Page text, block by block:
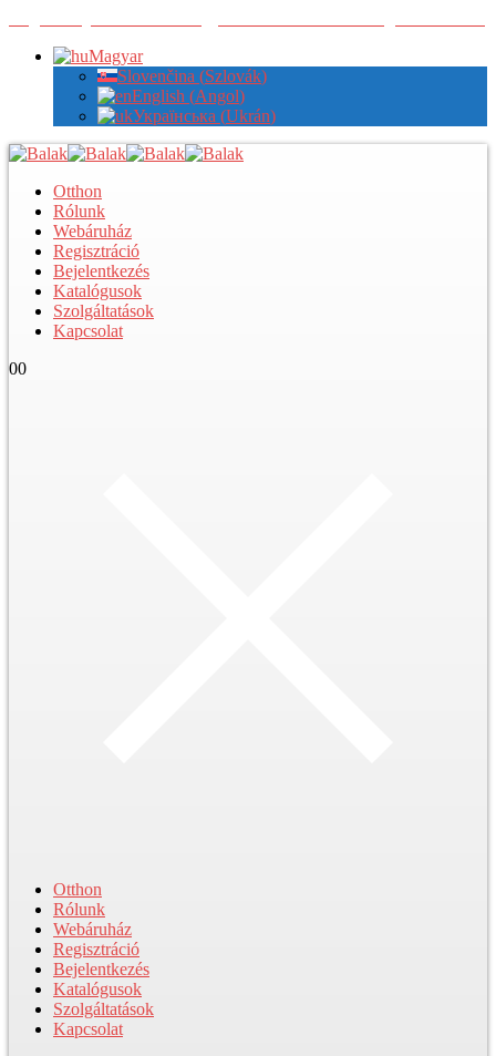
Magyar
Slovenčina (Szlovák)
English (Angol)
Українська (Ukrán)
Otthon
Rólunk
Webáruház
Regisztráció
Bejelentkezés
Katalógusok
Szolgáltatások
Kapcsolat
00
Otthon
Rólunk
Webáruház
Regisztráció
Bejelentkezés
Katalógusok
Szolgáltatások
Kapcsolat